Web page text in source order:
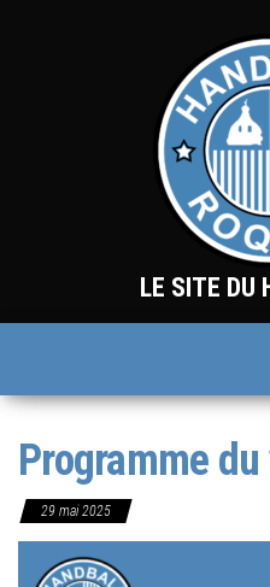
LE SITE DU
Programme
29 mai 2025